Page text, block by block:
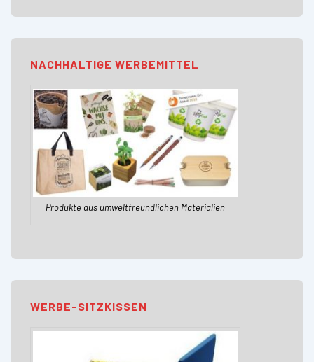
NACHHALTIGE WERBEMITTEL
Produkte aus umweltfreundlichen Materialien
WERBE-SITZKISSEN